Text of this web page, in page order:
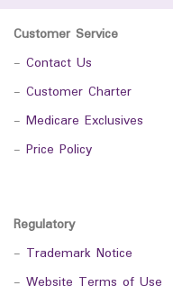
Customer Service
- Contact Us
- Customer Charter
- Medicare Exclusives
- Price Policy
Regulatory
- Trademark Notice
- Website Terms of Use